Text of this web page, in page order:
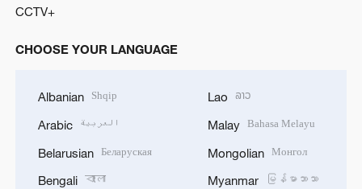
CCTV+
CHOOSE YOUR LANGUAGE
Albanian Shqip
Arabic العربية
Belarusian Беларуская
Bengali বাংলা
Lao ລາວ
Malay Bahasa Melayu
Mongolian Монгол
Myanmar မြန်မာဘာသာ